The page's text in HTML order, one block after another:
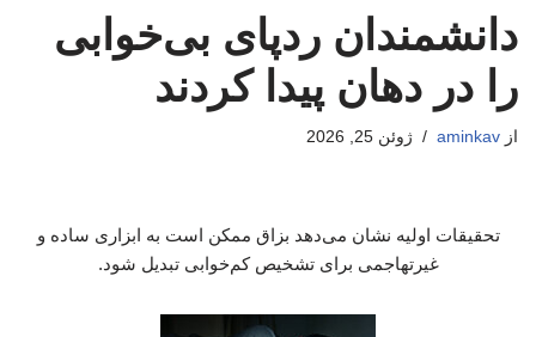
دانشمندان ردپای بی‌خوابی
را در دهان پیدا کردند
از aminkav ژوئن 25, 2026
تحقیقات اولیه نشان می‌دهد بزاق ممکن است به ابزاری ساده و
غیرتهاجمی برای تشخیص کم‌خوابی تبدیل شود.